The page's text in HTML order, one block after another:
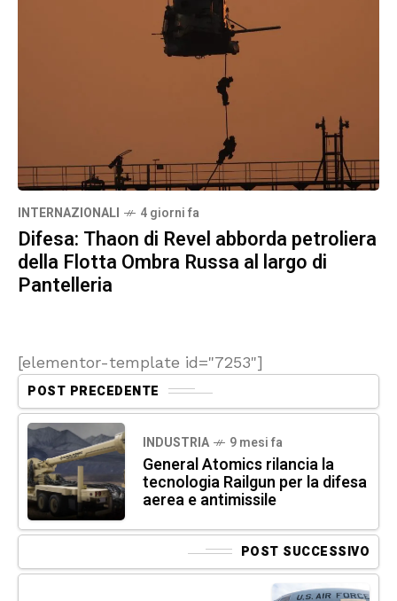
INTERNAZIONALI 4 giorni fa
Difesa: Thaon di Revel abborda petroliera
della Flotta Ombra Russa al largo di
Pantelleria
[elementor-template id="7253"]
POST PRECEDENTE
INDUSTRIA 9 mesi fa
General Atomics rilancia la
tecnologia Railgun per la difesa
aerea e antimissile
POST SUCCESSIVO